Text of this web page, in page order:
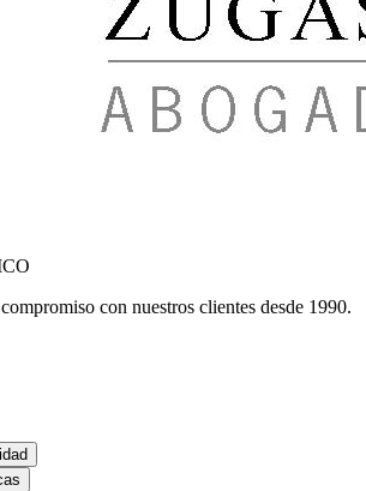
con nuestros clientes desde 1990.